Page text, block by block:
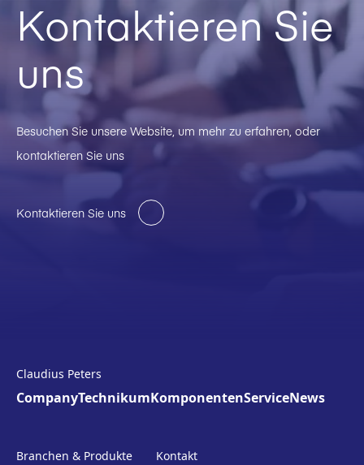
Kontaktieren Sie
uns
Besuchen Sie unsere Website, um mehr zu erfahren, oder
kontaktieren Sie uns
Kontaktieren Sie uns
Claudius Peters
CompanyTechnikumKomponentenServiceNews
Branchen & Produkte Kontakt